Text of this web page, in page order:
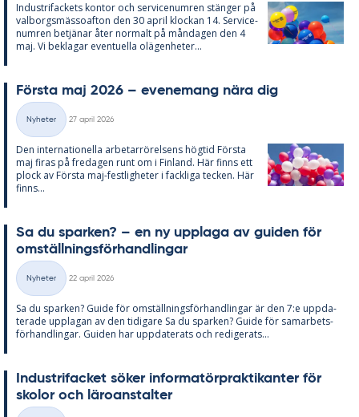
In­du­stri­fac­kets kon­tor och ser­vice­num­ren stäng­er på
val­borgs­mäs­so­af­ton den 30 april kloc­kan 14. Ser­vice­
num­ren be­tjä­nar åter nor­malt på mån­da­gen den 4
maj. Vi be­kla­gar even­tu­el­la olä­gen­he­ter...
Förs­ta maj 2026 – eve­ne­mang nära dig
Kategorier
Nyheter
27 april 2026
Den in­ter­na­tio­nel­la ar­be­tar­rö­rel­sens hög­tid Förs­ta
maj fi­ras på fre­da­gen runt om i Fin­land. Här fin­ns ett
plock av Förs­ta maj-fest­lig­he­ter i fack­li­ga tec­ken. Här
fin­ns...
Sa du spar­ken? – en ny upp­laga av gui­den för
om­ställ­nings­för­hand­ling­ar
Kategorier
Nyheter
22 april 2026
Sa du spar­ken? Guide för om­ställ­nings­för­hand­ling­ar är den 7:e upp­da­
te­ra­de upp­la­gan av den ti­di­ga­re Sa du spar­ken? Guide för sam­ar­bets­
för­hand­ling­ar. Gui­den har upp­da­te­ra­ts och re­di­ge­ra­ts...
In­du­stri­fac­ket sö­ker in­for­ma­törprak­ti­kan­ter för
sko­lor och läro­an­stal­ter